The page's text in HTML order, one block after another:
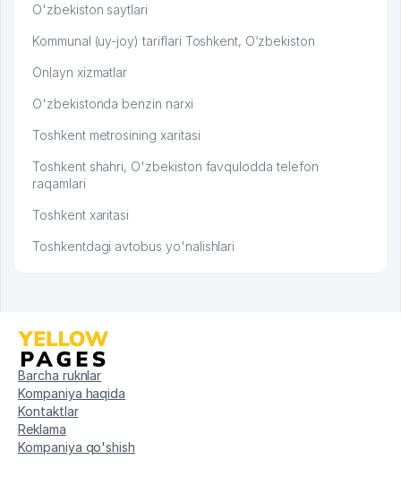
O'zbekiston saytlari
Kommunal (uy-joy) tariflari Toshkent, O‘zbekiston
Onlayn xizmatlar
O'zbekistonda benzin narxi
Toshkent metrosining xaritasi
Toshkent shahri, O'zbekiston favqulodda telefon
raqamlari
Toshkent xaritasi
Toshkentdagi avtobus yo'nalishlari
Barcha ruknlar
Kompaniya haqida
Kontaktlar
Reklama
Kompaniya qo'shish